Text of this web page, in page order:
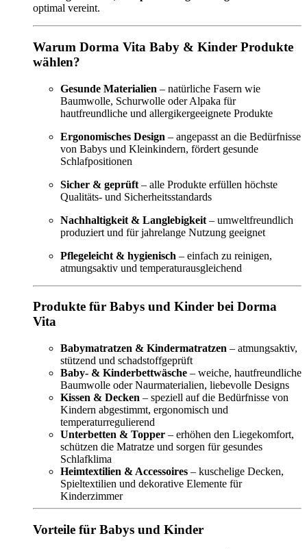
optimal vereint.
Warum Dorma Vita Baby & Kinder Produkte
wählen?
Gesunde Materialien – natürliche Fasern wie
Baumwolle, Schurwolle oder Alpaka für
hautfreundliche und allergikergeeignete Produkte
Ergonomisches Design – angepasst an die Bedürfnisse
von Babys und Kleinkindern, fördert gesunde
Schlafpositionen
Sicher & geprüft – alle Produkte erfüllen höchste
Qualitäts- und Sicherheitsstandards
Nachhaltigkeit & Langlebigkeit – umweltfreundlich
produziert und für jahrelange Nutzung geeignet
Pflegeleicht & hygienisch – einfach zu reinigen,
atmungsaktiv und temperaturausgleichend
Produkte für Babys und Kinder bei Dorma
Vita
Babymatratzen & Kindermatratzen – atmungsaktiv,
stützend und schadstoffgeprüft
Baby- & Kinderbettwäsche – weiche, hautfreundliche
Baumwolle oder Naurmaterialien, liebevolle Designs
Kissen & Decken – speziell auf die Bedürfnisse von
Kindern abgestimmt, ergonomisch und
temperaturregulierend
Unterbetten & Topper – erhöhen den Liegekomfort,
schützen die Matratze und sorgen für gesundes
Schlafklima
Heimtextilien & Accessoires – kuschelige Decken,
Spieltextilien und dekorative Elemente für
Kinderzimmer
Vorteile für Babys und Kinder